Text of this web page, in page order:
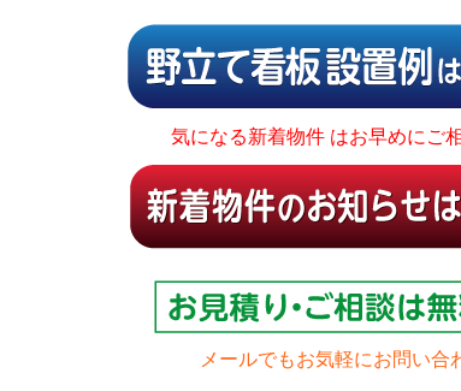
気になる新着物件 はお早めにご
メールでもお気軽にお問い合